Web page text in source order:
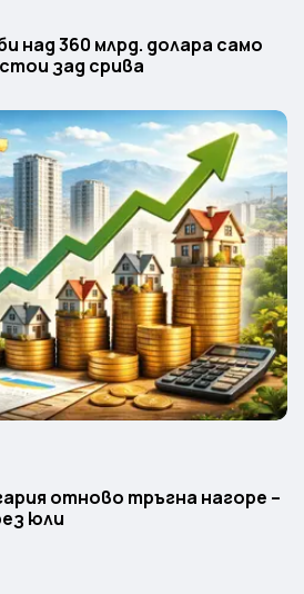
над 360 млрд. долара само
зад срива
отново тръгна нагоре –
юли